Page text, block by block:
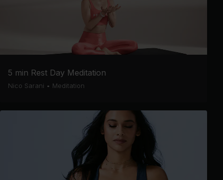
5 min Rest Day Meditation
Nico Sarani • Meditation